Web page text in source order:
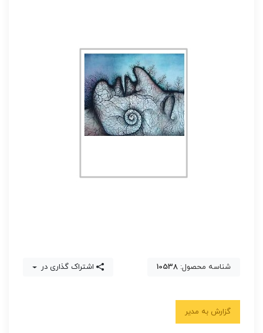
شناسه محصول: 10538 اشتراک گذاری در
گزارش به مدیر